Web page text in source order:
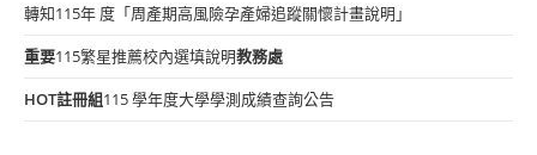
轉知115年 度「周產期高風險孕產婦追蹤關懷計畫說明」
重要115繁星推薦校內選填說明教務處
HOT註冊組115 學年度大學學測成績查詢公告